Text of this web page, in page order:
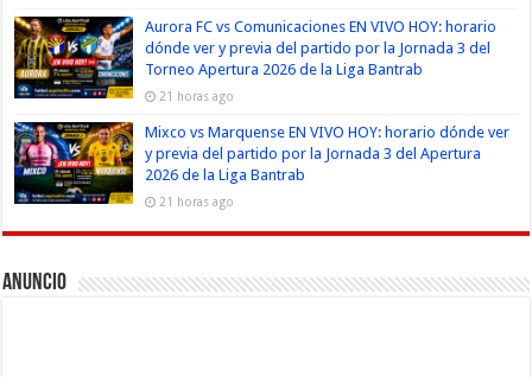
Aurora FC vs Comunicaciones EN VIVO HOY: horario
dónde ver y previa del partido por la Jornada 3 del
Torneo Apertura 2026 de la Liga Bantrab
21 horas ago
Mixco vs Marquense EN VIVO HOY: horario dónde ver
y previa del partido por la Jornada 3 del Apertura
2026 de la Liga Bantrab
21 horas ago
Anuncio